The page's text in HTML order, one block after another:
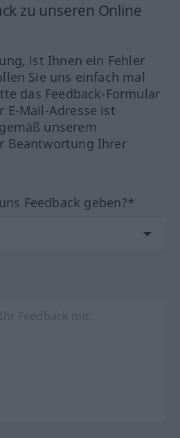
zu unseren Online
ist Ihnen ein Fehler
Sie uns einfach mal
das Feedback-Formular
E-Mail-Adresse ist
unserem
Beantwortung Ihrer
Feedback geben?*